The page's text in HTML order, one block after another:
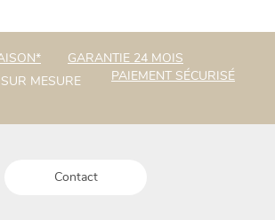
GARANTIE 24 MOIS
MESURE
PAIEMENT SÉCURISÉ
Contact